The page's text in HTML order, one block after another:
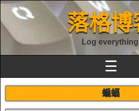
落格博
Log
☰
蝙蝠